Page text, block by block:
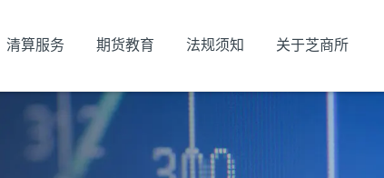
清算服务 期货教育 法规须知 关于芝商所